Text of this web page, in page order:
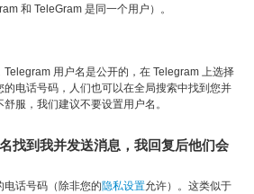
和 TeleGram 是同一个用户）。
用户名是公开的，在 Telegram 上选择
电话号码，人们也可以在全局搜索中找到您并
服，我们建议不要设置用户名。
找到我并发送消息，我回复后他们会
话号码（除非您的隐私设置允许）。这类似于